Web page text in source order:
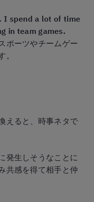
I spend a lot of time
in team games.
ポーツやチームゲー
えると、時事ネタで
発生しそうなことに
共感を得て相手と仲